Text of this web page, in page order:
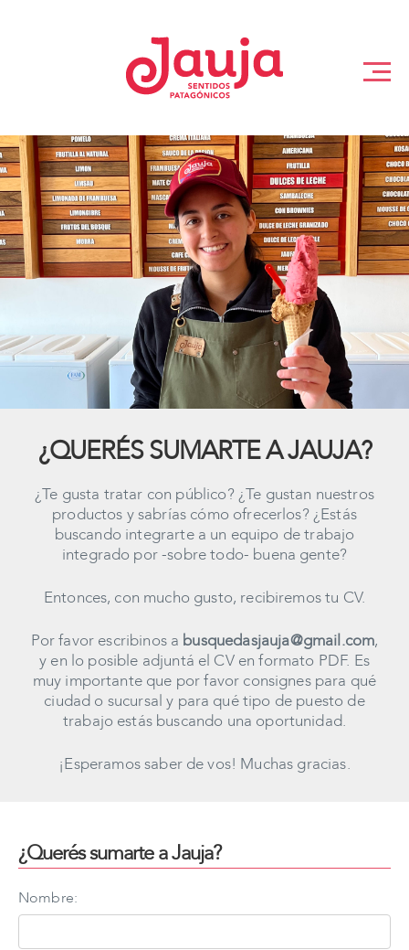
¿QUERÉS SUMARTE A JAUJA?
¿Te gusta tratar con público? ¿Te gustan nuestros
productos y sabrías cómo ofrecerlos? ¿Estás
buscando integrarte a un equipo de trabajo
integrado por -sobre todo- buena gente?
Entonces, con mucho gusto, recibiremos tu CV.
Por favor escribinos a busquedasjauja@gmail.com,
y en lo posible adjuntá el CV en formato PDF. Es
muy importante que por favor consignes para qué
ciudad o sucursal y para qué tipo de puesto de
trabajo estás buscando una oportunidad.
¡Esperamos saber de vos! Muchas gracias.
¿Querés sumarte a Jauja?
Nombre: